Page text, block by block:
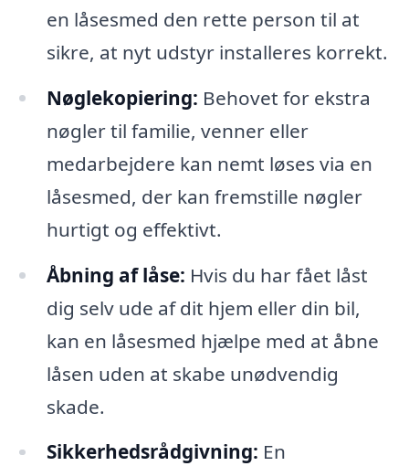
en låsesmed den rette person til at
sikre, at nyt udstyr installeres korrekt.
Nøglekopiering: Behovet for ekstra
nøgler til familie, venner eller
medarbejdere kan nemt løses via en
låsesmed, der kan fremstille nøgler
hurtigt og effektivt.
Åbning af låse: Hvis du har fået låst
dig selv ude af dit hjem eller din bil,
kan en låsesmed hjælpe med at åbne
låsen uden at skabe unødvendig
skade.
Sikkerhedsrådgivning: En